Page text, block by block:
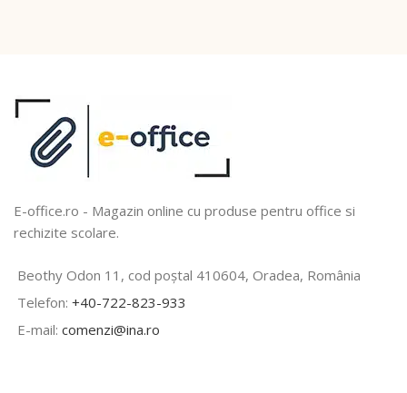
E-office.ro - Magazin online cu produse pentru office si
rechizite scolare.
Beothy Odon 11, cod poștal 410604, Oradea, România
Telefon: +40-722-823-933
E-mail: comenzi@ina.ro